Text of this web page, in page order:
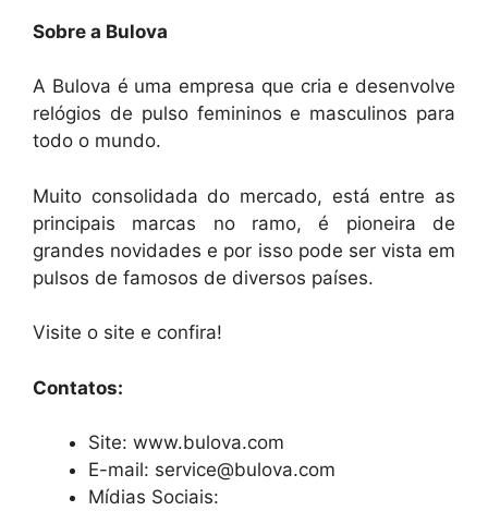
Sobre a Bulova
A Bulova é uma empresa que cria e desenvolve
relógios de pulso femininos e masculinos para
todo o mundo.
Muito consolidada do mercado, está entre as
principais marcas no ramo, é pioneira de
grandes novidades e por isso pode ser vista em
pulsos de famosos de diversos países.
Visite o site e confira!
Contatos:
Site: www.bulova.com
E-mail: service@bulova.com
Mídias Sociais: